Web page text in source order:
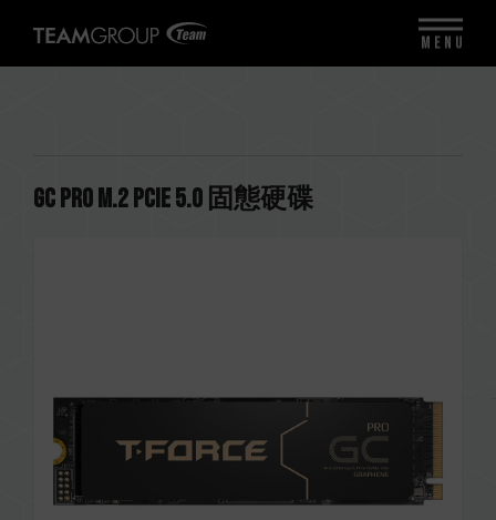
GC PRO M.2 PCIe 5.0 固態硬碟
MENU